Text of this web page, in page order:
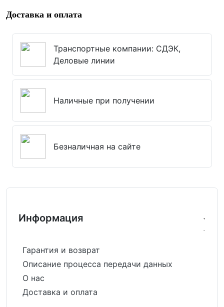
Доставка и оплата
Транспортные компании: СДЭК,
Деловые линии
Наличные при получении
Безналичная на сайте
Информация
Гарантия и возврат
Описание процесса передачи данных
О нас
Доставка и оплата